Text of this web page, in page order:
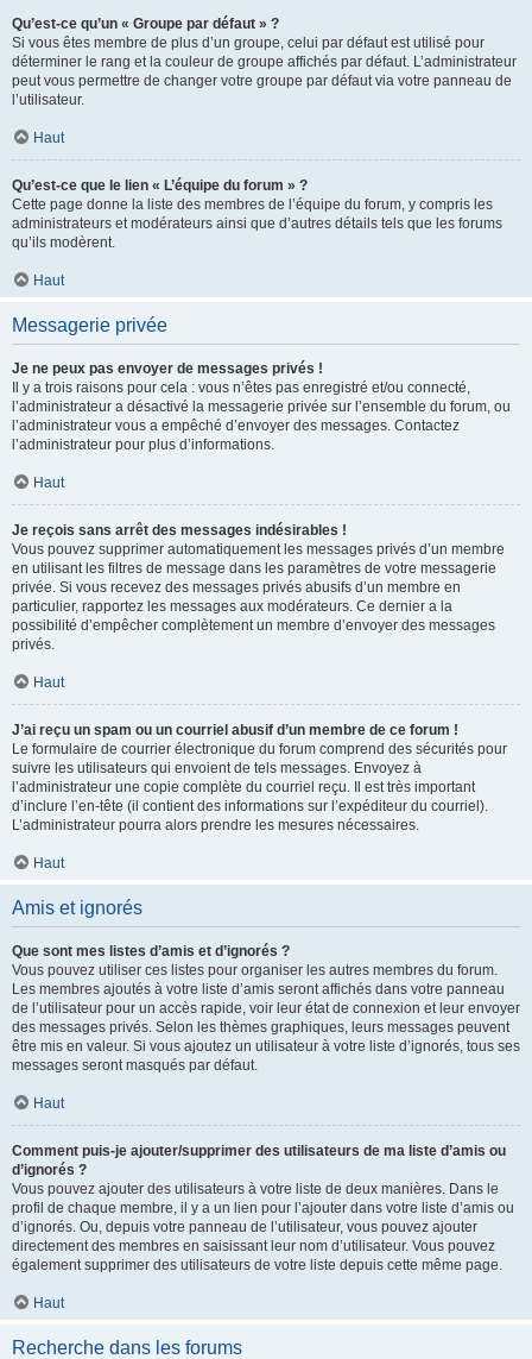
Qu’est-ce qu’un « Groupe par défaut » ?
Si vous êtes membre de plus d’un groupe, celui par défaut est utilisé pour
déterminer le rang et la couleur de groupe affichés par défaut. L’administrateur
peut vous permettre de changer votre groupe par défaut via votre panneau de
l’utilisateur.
Haut
Qu’est-ce que le lien « L’équipe du forum » ?
Cette page donne la liste des membres de l’équipe du forum, y compris les
administrateurs et modérateurs ainsi que d’autres détails tels que les forums
qu’ils modèrent.
Haut
Messagerie privée
Je ne peux pas envoyer de messages privés !
Il y a trois raisons pour cela : vous n’êtes pas enregistré et/ou connecté,
l’administrateur a désactivé la messagerie privée sur l’ensemble du forum, ou
l’administrateur vous a empêché d’envoyer des messages. Contactez
l’administrateur pour plus d’informations.
Haut
Je reçois sans arrêt des messages indésirables !
Vous pouvez supprimer automatiquement les messages privés d’un membre
en utilisant les filtres de message dans les paramètres de votre messagerie
privée. Si vous recevez des messages privés abusifs d’un membre en
particulier, rapportez les messages aux modérateurs. Ce dernier a la
possibilité d’empêcher complètement un membre d’envoyer des messages
privés.
Haut
J’ai reçu un spam ou un courriel abusif d’un membre de ce forum !
Le formulaire de courrier électronique du forum comprend des sécurités pour
suivre les utilisateurs qui envoient de tels messages. Envoyez à
l’administrateur une copie complète du courriel reçu. Il est très important
d’inclure l’en-tête (il contient des informations sur l’expéditeur du courriel).
L’administrateur pourra alors prendre les mesures nécessaires.
Haut
Amis et ignorés
Que sont mes listes d’amis et d’ignorés ?
Vous pouvez utiliser ces listes pour organiser les autres membres du forum.
Les membres ajoutés à votre liste d’amis seront affichés dans votre panneau
de l’utilisateur pour un accès rapide, voir leur état de connexion et leur envoyer
des messages privés. Selon les thèmes graphiques, leurs messages peuvent
être mis en valeur. Si vous ajoutez un utilisateur à votre liste d’ignorés, tous ses
messages seront masqués par défaut.
Haut
Comment puis-je ajouter/supprimer des utilisateurs de ma liste d’amis ou
d’ignorés ?
Vous pouvez ajouter des utilisateurs à votre liste de deux manières. Dans le
profil de chaque membre, il y a un lien pour l’ajouter dans votre liste d’amis ou
d’ignorés. Ou, depuis votre panneau de l’utilisateur, vous pouvez ajouter
directement des membres en saisissant leur nom d’utilisateur. Vous pouvez
également supprimer des utilisateurs de votre liste depuis cette même page.
Haut
Recherche dans les forums